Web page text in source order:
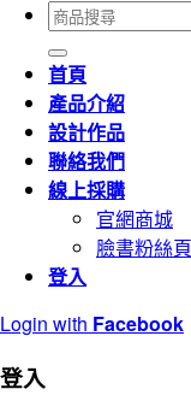
搜
尋
關
鍵
字:
首頁
產品介紹
設計作品
聯絡我們
線上採購
官網商城
臉書粉絲頁
登入
Login with Facebook
登入